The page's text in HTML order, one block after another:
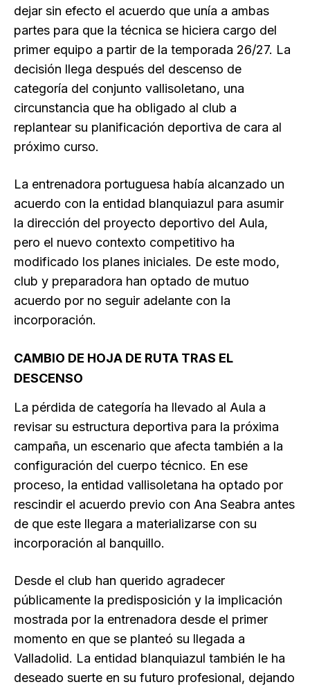
dejar sin efecto el acuerdo que unía a ambas
partes para que la técnica se hiciera cargo del
primer equipo a partir de la temporada 26/27. La
decisión llega después del descenso de
categoría del conjunto vallisoletano, una
circunstancia que ha obligado al club a
replantear su planificación deportiva de cara al
próximo curso.
La entrenadora portuguesa había alcanzado un
acuerdo con la entidad blanquiazul para asumir
la dirección del proyecto deportivo del Aula,
pero el nuevo contexto competitivo ha
modificado los planes iniciales. De este modo,
club y preparadora han optado de mutuo
acuerdo por no seguir adelante con la
incorporación.
CAMBIO DE HOJA DE RUTA TRAS EL
DESCENSO
La pérdida de categoría ha llevado al Aula a
revisar su estructura deportiva para la próxima
campaña, un escenario que afecta también a la
configuración del cuerpo técnico. En ese
proceso, la entidad vallisoletana ha optado por
rescindir el acuerdo previo con Ana Seabra antes
de que este llegara a materializarse con su
incorporación al banquillo.
Desde el club han querido agradecer
públicamente la predisposición y la implicación
mostrada por la entrenadora desde el primer
momento en que se planteó su llegada a
Valladolid. La entidad blanquiazul también le ha
deseado suerte en su futuro profesional, dejando